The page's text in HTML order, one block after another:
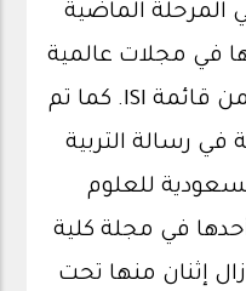
الماضية
في مجلات عالمية
متميزة وأحدها مصنّف ضمن قائمة ISI. كما تم
رسالة التربية
للعلوم
في مجلة كلية
زال إثنان منها تحت